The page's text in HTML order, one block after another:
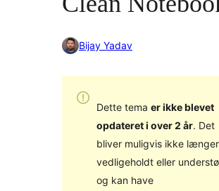
Bijay Yadav
Dette tema er ikke blevet
opdateret i over 2 år. Det
bliver muligvis ikke
vedligeholdt eller
og kan have